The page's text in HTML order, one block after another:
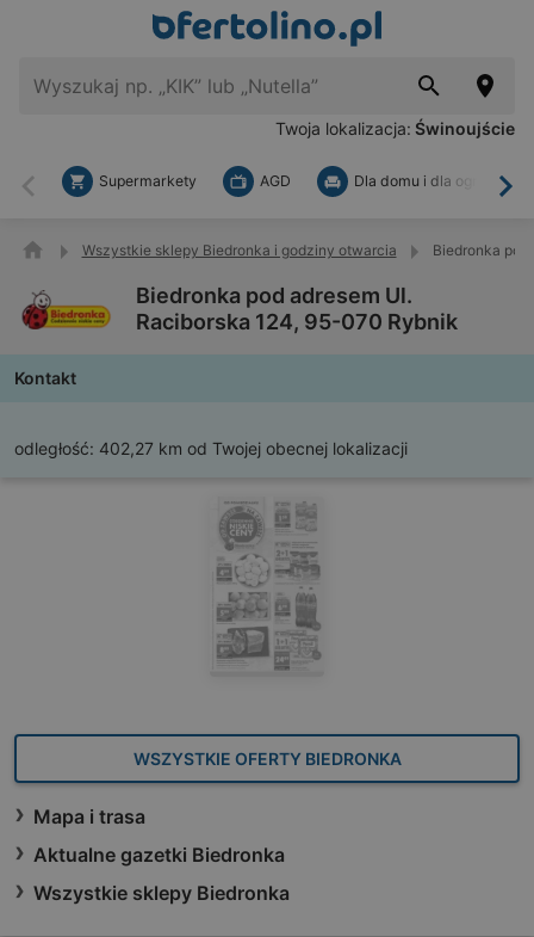
Twoja lokalizacja: Świnoujście
Wstecz
Supermarkety AGD Dla domu i dla ogrodu
Wszystkie sklepy Biedronka i godziny otwarcia Biedronka
Biedronka pod adresem Ul.
Raciborska 124, 95-070 Rybnik
Kontakt
odległość: 402,27 km od Twojej obecnej lokalizacji
WSZYSTKIE OFERTY BIEDRONKA
Mapa i trasa
Aktualne gazetki Biedronka
Wszystkie sklepy Biedronka